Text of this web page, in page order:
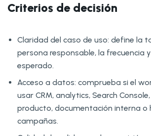
Criterios de decisión
Claridad del caso de uso: define la
persona responsable, la frecuencia
esperado.
Acceso a datos: comprueba si el
usar CRM, analytics, Search
producto, documentación interna o
campañas.